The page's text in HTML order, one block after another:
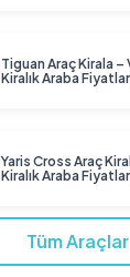
Tiguan Araç Kirala
Kiralık Araba
Yaris Cross Araç
Kiralık Araba
Tüm Araçlar